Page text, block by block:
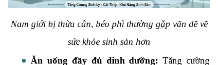
Nam giới bị thừa cân, béo phì thường gặp vấn đề về
sức khỏe sinh sản hơn
Ăn uống đầy đủ dinh dưỡng:Tăng cường